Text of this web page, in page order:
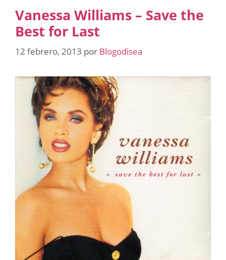
Vanessa Williams – Save the
Best for Last
12 febrero, 2013 por Blogodisea